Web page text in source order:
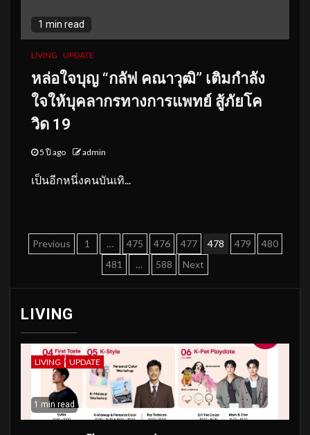
1 min read
LIVING UPDATE
หล่อใจบุญ “กลัฟ คณาวุฒิ” เติมกำลัง
ใจให้บุคลากรทางการแพทย์ สู้ภัยโค
วิด 19
5 ปี ago admin
เป็นอีกหนึ่งคนบันเทิ...
Posts
pagination
Previous 1 … 475 476 477 478 479
480
481
… 588 Next
LIVING
LIVING UPDATE
1 min read